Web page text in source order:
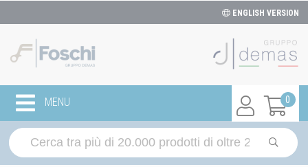
ENGLISH VERSION
0
MENU